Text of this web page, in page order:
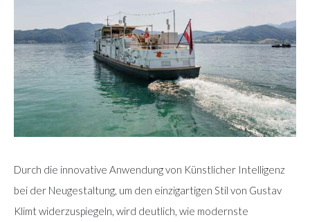
Durch die innovative Anwendung von Künstlicher Intelligenz
bei der Neugestaltung, um den einzigartigen Stil von Gustav
Klimt widerzuspiegeln, wird deutlich, wie modernste